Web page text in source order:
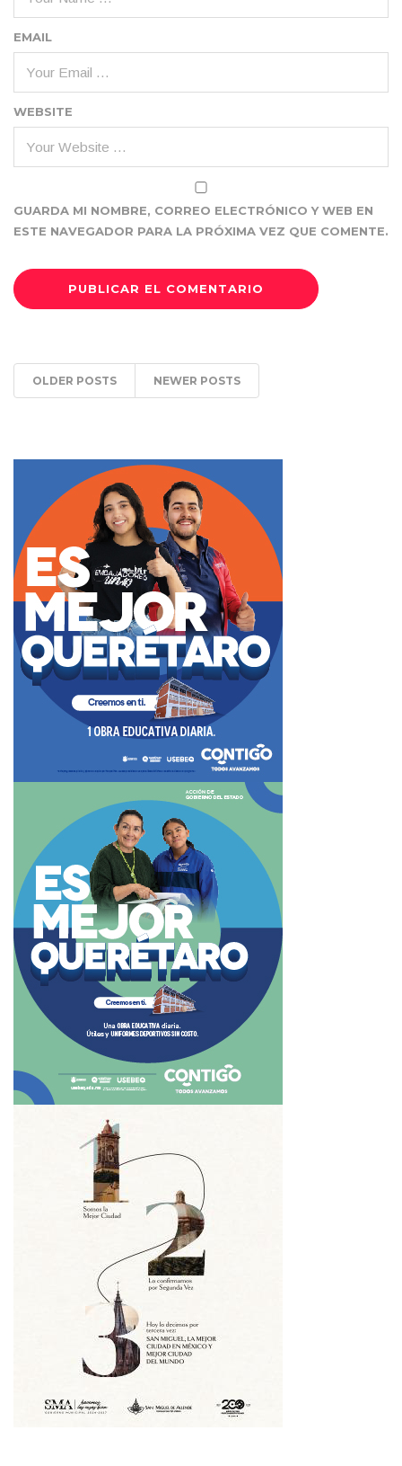
EMAIL
WEBSITE
GUARDA MI NOMBRE, CORREO ELECTRÓNICO Y WEB EN
ESTE NAVEGADOR PARA LA PRÓXIMA VEZ QUE COMENTE.
OLDER POSTS NEWER POSTS